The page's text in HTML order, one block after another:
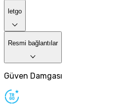
letgo
Resmi bağlantılar
Güven Damgası